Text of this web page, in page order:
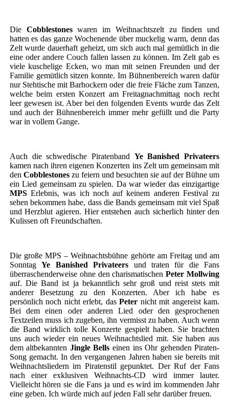
Die Cobblestoneswaren im Weihnachtszelt zu finden und
hatten es das ganze Wochenende über muckelig warm, denn das
Zelt wurde dauerhaft geheizt, um sich auch mal gemütlich in die
eine oder andere Couch fallen lassen zu können. Im Zelt gab es
viele kuschelige Ecken, wo man mit seinen Freunden und der
Familie gemütlich sitzen konnte. Im Bühnenbereich waren dafür
nur Stehtische mit Barhockern oder die freie Fläche zum Tanzen,
welche beim ersten Konzert am Freitagnachmittag noch recht
leer gewesen ist. Aber bei den folgenden Events wurde das Zelt
und auch der Bühnenbereich immer mehr gefüllt und die Party
war in vollem Gange.
Auch die schwedische Piratenband Ye Banished Privateers
kamen nach ihren eigenen Konzerten ins Zelt um gemeinsam mit
den Cobblestoneszu feiern und besuchten sie auf der Bühne um
ein Lied gemeinsam zu spielen. Da war wieder das einzigartige
MPSErlebnis, was ich noch auf keinem anderen Festival zu
sehen bekommen habe, dass die Bands gemeinsam mit viel Spaß
und Herzblut agieren. Hier entstehen auch sicherlich hinter den
Kulissen oft Freundschaften.
Die große MPS – Weihnachtsbühne gehörte am Freitag und am
SonntagYe Banished Privateers und traten für die Fans
überraschenderweise ohne den charismatischenPeter Mollwing
auf. Die Band ist ja bekanntlich sehr groß und reist stets mit
anderer Besetzung zu den Konzerten. Aber ich habe es
persönlich noch nicht erlebt, dasPeter nicht mit angereist kam.
Bei dem einen oder anderen Lied oder den gesprochenen
Textzeilen muss ich zugeben, ihn vermisst zu haben. Auch wenn
die Band wirklich tolle Konzerte gespielt haben. Sie brachten
uns auch wieder ein neues Weihnachtslied mit. Sie haben aus
dem altbekannten Jingle Bells einen ins Ohr gehenden Piraten-
Song gemacht. In den vergangenen Jahren haben sie bereits mit
Weihnachtsliedern im Piratenstil gepunktet. Der Ruf der Fans
nach einer exklusiven Weihnachts-CD wird immer lauter.
Vielleicht hören sie die Fans ja und es wird im kommenden Jahr
eine geben. Ich würde mich auf jeden Fall sehr darüber freuen.